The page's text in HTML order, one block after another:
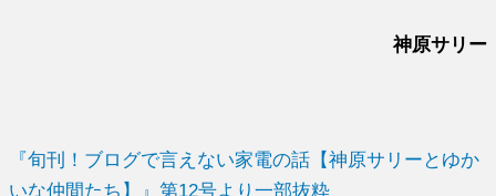
神原サリー
『旬刊！ブログで言えない家電の話【神原サリーとゆか
いな仲間たち】』第12号より一部抜粋